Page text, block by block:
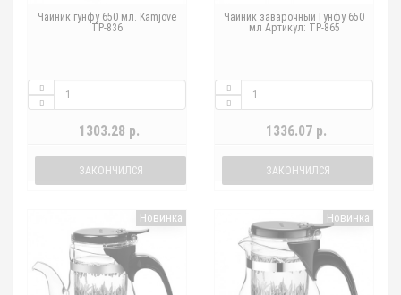
Чайник гунфу 650 мл. Kamjove
TP-836
1303.28 р.
ЗАКОНЧИЛСЯ
Чайник заварочный Гунфу 650
мл Артикул: TP-865
1336.07 р.
ЗАКОНЧИЛСЯ
Новинка Новинка